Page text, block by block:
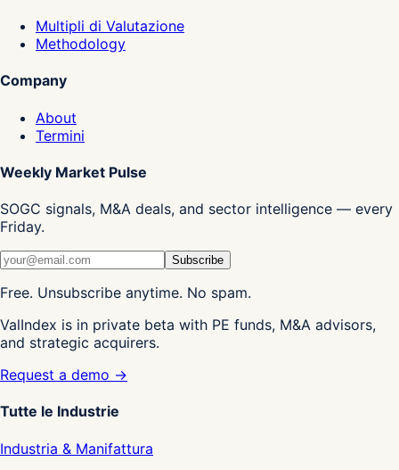
Multipli di Valutazione
Methodology
Company
About
Termini
Weekly Market Pulse
SOGC signals, M&A deals, and sector intelligence — every
Friday.
Subscribe
Free. Unsubscribe anytime. No spam.
ValIndex is in private beta with PE funds, M&A advisors,
and strategic acquirers.
Request a demo →
Tutte le Industrie
Industria & Manifattura